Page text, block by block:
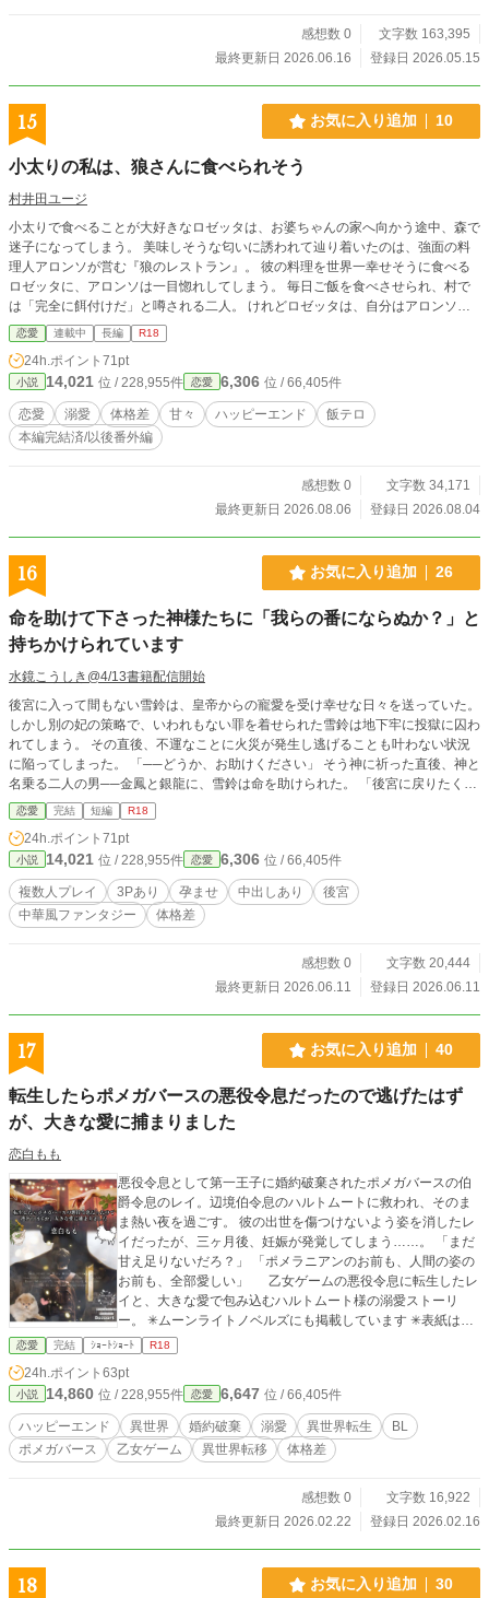
しをこの手で抱くために必ず旦那の子供を孕んでやります
0.5くらいの割合でまざったほぼ貴族令嬢の女の子です。 ムー
ンライトでも連載していますが、こちらでも掲載しようか
と。 話の流れは変わりませんが、序盤は結構修正してます
感想数 0
文字数 163,395
最終更新日 2026.06.16
登録日 2026.05.15
15 お気に入り追加 10
小太りの私は、狼さんに食べられそう
村井田ユージ
小太りで食べることが大好きなロゼッタは、お婆ちゃんの家へ向かう途中、森で
迷子になってしまう。 美味しそうな匂いに誘われて辿り着いたのは、強面の料
理人アロンソが営む『狼のレストラン』。 彼の料理を世界一幸せそうに食べる
ロゼッタに、アロンソは一目惚れしてしまう。 毎日ご飯を食べさせられ、村で
は「完全に餌付けだ」と噂される二人。 けれどロゼッタは、自分はアロンソに
釣り合わないと思い込み、ダイエットを始めてしまい──。 ぽっちゃり赤ずきん
と優しい狼さんが紡ぐ、甘くて少しえっちな溺愛ラブストーリー。
恋愛 連載中 長編 R18
24h.ポイント 71pt
小説 14,021 位 / 228,955件 恋愛 6,306 位 / 66,405件
恋愛 溺愛 体格差 甘々 ハッピーエンド
飯テロ
本編完結済/以後番外編
感想数 0
文字数 34,171
最終更新日 2026.08.06
登録日 2026.08.04
16 お気に入り追加 26
命を助けて下さった神様たちに「我らの番にならぬか？」と
持ちかけられています
水鏡こうしき@4/13書籍配信開始
後宮に入って間もない雪鈴は、皇帝からの寵愛を受け幸せな日々を送っていた。
しかし別の妃の策略で、いわれもない罪を着せられた雪鈴は地下牢に投獄に囚わ
れてしまう。 その直後、不運なことに火災が発生し逃げることも叶わない状況
に陥ってしまった。 「──どうか、お助けください」 そう神に祈った直後、神と
名乗る二人の男──金鳳と銀龍に、雪鈴は命を助けられた。 「後宮に戻りたくな
いのならば、よかったら我らの番になって子を産んでくれぬか？」 「へ？」
「番に相応しい肉体かどうかは、確認させていただきますよ」 金鳳と銀龍の言
う「確認」というのは──雪鈴が思っていたよりも、遥かに淫らな行為だった。
※ムーンライトにも同時掲載しています
恋愛 完結 短編 R18
24h.ポイント 71pt
小説 14,021 位 / 228,955件 恋愛 6,306 位 / 66,405件
複数人プレイ 3Pあり 孕ませ 中出しあり
後宮
中華風ファンタジー
体格差
感想数 0
文字数 20,444
最終更新日 2026.06.11
登録日 2026.06.11
17 お気に入り追加 40
転生したらポメガバースの悪役令息だったので逃げたはず
が、大きな愛に捕まりました
恋白もも
悪役令息として第一王子に婚約破棄されたポメガバースの伯
爵令息のレイ。辺境伯令息のハルトムートに救われ、そのま
ま熱い夜を過ごす。 彼の出世を傷つけないよう姿を消したレ
イだったが、三ヶ月後、妊娠が発覚してしまう……。 「まだ
甘え足りないだろ？」 「ポメラニアンのお前も、人間の姿の
お前も、全部愛しい」 乙女ゲームの悪役令息に転生したレ
イと、大きな愛で包み込むハルトムート様の溺愛ストーリ
ー。 ✳︎ムーンライトノベルズにも掲載しています ✳︎表紙は、
あさぎかな先生にFAコラージュとしていただいたものです
恋愛 完結 ｼｮｰﾄｼｮｰﾄ R18
24h.ポイント 63pt
小説 14,860 位 / 228,955件 恋愛 6,647 位 / 66,405件
ハッピーエンド 異世界 婚約破棄 溺愛 異世界転生
BL
ポメガバース
乙女ゲーム 異世界転移 体格差
感想数 0
文字数 16,922
最終更新日 2026.02.22
登録日 2026.02.16
18 お気に入り追加 30